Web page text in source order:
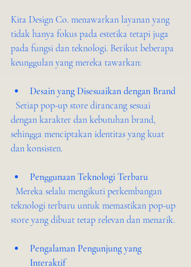
Kita Design Co. menawarkan layanan yang
tidak hanya fokus pada estetika tetapi juga
pada fungsi dan teknologi. Berikut beberapa
keunggulan yang mereka tawarkan:
Desain yang Disesuaikan dengan Brand
dengan karakter dan kebutuhan brand,
sehingga menciptakan identitas yang kuat
dan konsisten.
Penggunaan Teknologi Terbaru
teknologi terbaru untuk memastikan pop-up
store yang dibuat tetap relevan dan menarik.
Pengalaman Pengunjung yang
Interaktif